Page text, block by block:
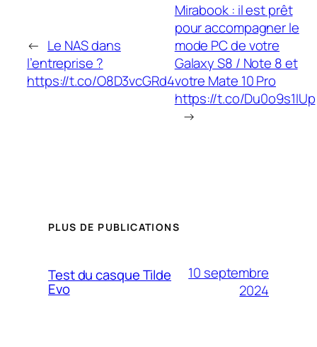
← Le NAS dans
l’entreprise ?
https://t.co/O8D3vcGRd4
Mirabook : il est prêt
pour accompagner le
mode PC de votre
Galaxy S8 / Note 8 et
votre Mate 10 Pro
https://t.co/Du0o9s1IUp
→
PLUS DE PUBLICATIONS
Test du casque Tilde
Evo
10 septembre
2024